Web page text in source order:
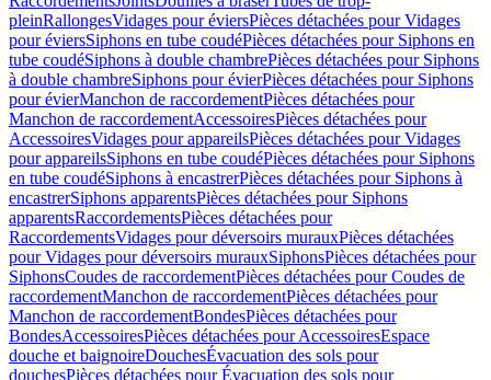
pleinRallongesVidages pour éviersPièces détachées pour Vidages
pour éviersSiphons en tube coudéPièces détachées pour Siphons en
tube coudéSiphons à double chambrePièces détachées pour Siphons
à double chambreSiphons pour évierPièces détachées pour Siphons
pour évierManchon de raccordementPièces détachées pour
Manchon de raccordementAccessoiresPièces détachées pour
AccessoiresVidages pour appareilsPièces détachées pour Vidages
pour appareilsSiphons en tube coudéPièces détachées pour Siphons
en tube coudéSiphons à encastrerPièces détachées pour Siphons à
encastrerSiphons apparentsPièces détachées pour Siphons
apparentsRaccordementsPièces détachées pour
RaccordementsVidages pour déversoirs murauxPièces détachées
pour Vidages pour déversoirs murauxSiphonsPièces détachées pour
SiphonsCoudes de raccordementPièces détachées pour Coudes de
raccordementManchon de raccordementPièces détachées pour
Manchon de raccordementBondesPièces détachées pour
BondesAccessoiresPièces détachées pour AccessoiresEspace
douche et baignoireDouchesÉvacuation des sols pour
douchesPièces détachées pour Évacuation des sols pour